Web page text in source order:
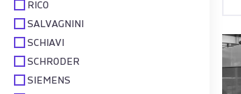
RICO
SALVAGNINI
SCHIAVI
SCHRODER
SIEMENS